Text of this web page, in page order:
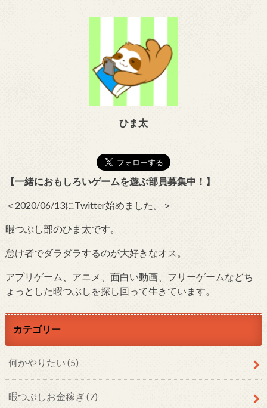
ひま太
【一緒におもしろいゲームを遊ぶ部員募集中！】
＜2020/06/13にTwitter始めました。＞
暇つぶし部のひま太です。
怠け者でダラダラするのが大好きなオス。
アプリゲーム、アニメ、面白い動画、フリーゲームなどち
ょっとした暇つぶしを探し回って生きています。
カテゴリー
何かやりたい (5)
暇つぶしお金稼ぎ(7)